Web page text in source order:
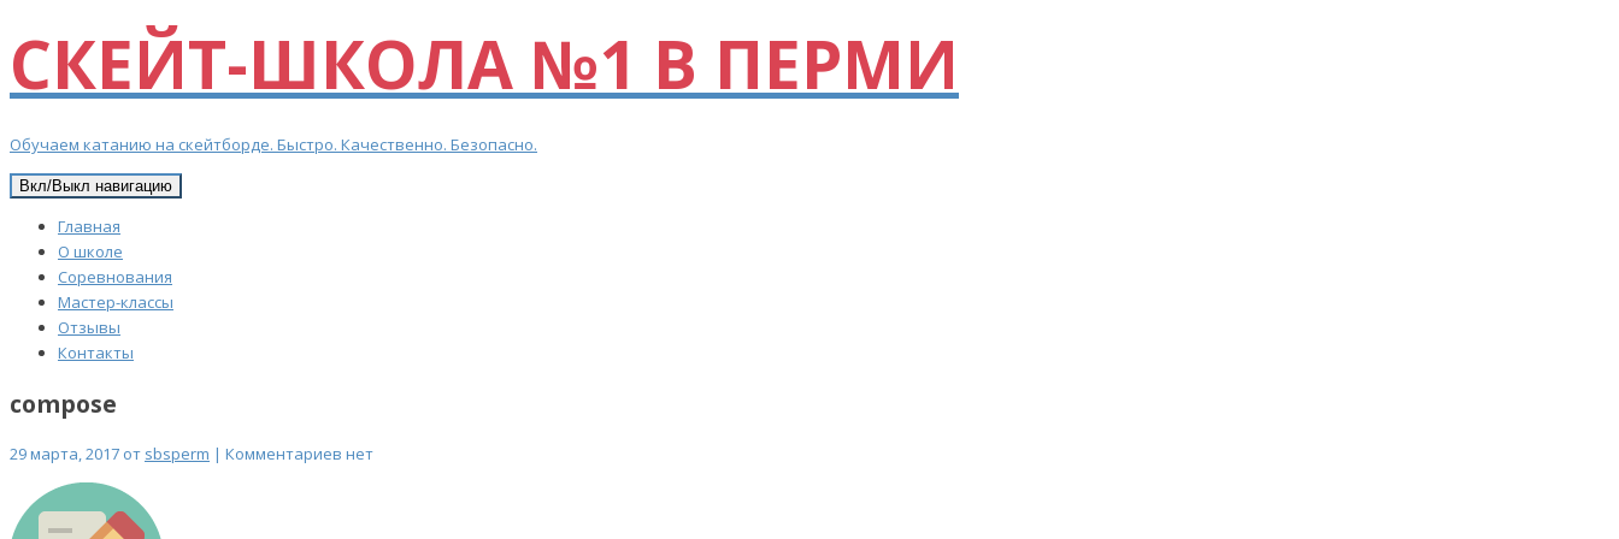
СКЕЙТ-ШКОЛА №1 В ПЕРМИ
Обучаем катанию на скейтборде. Быстро. Качественно. Безопасно.
Вкл/Выкл навигацию
Главная
О школе
Соревнования
Мастер-классы
Отзывы
Контакты
compose
29 марта, 2017 от sbsperm | Комментариев нет